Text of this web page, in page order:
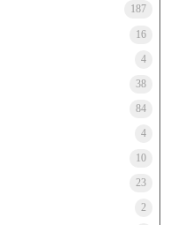
187
16
4
38
84
4
10
23
2